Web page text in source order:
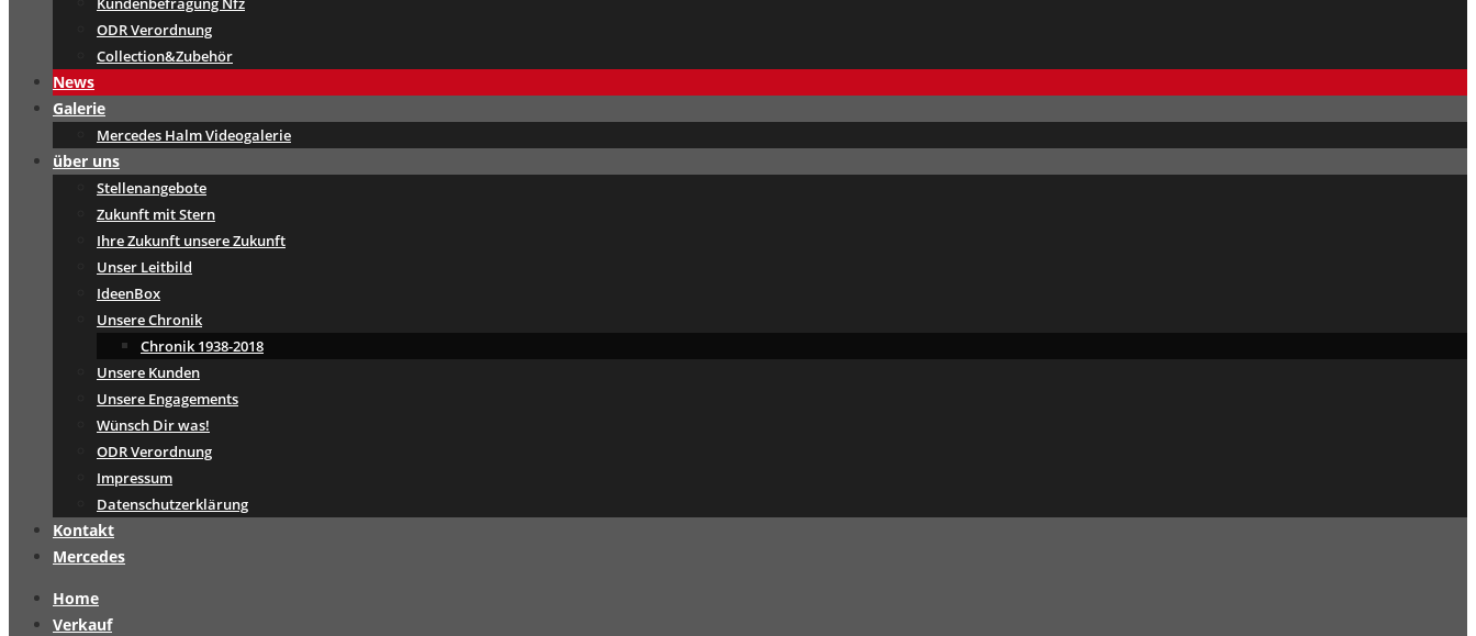
ODR Verordnung
Collection&Zubehör
News
Galerie
Mercedes Halm Videogalerie
über uns
Stellenangebote
Zukunft mit Stern
Ihre Zukunft unsere Zukunft
Unser Leitbild
IdeenBox
Unsere Chronik
Chronik 1938-2018
Unsere Kunden
Unsere Engagements
Wünsch Dir was!
ODR Verordnung
Impressum
Datenschutzerklärung
Kontakt
Mercedes
Home
Verkauf